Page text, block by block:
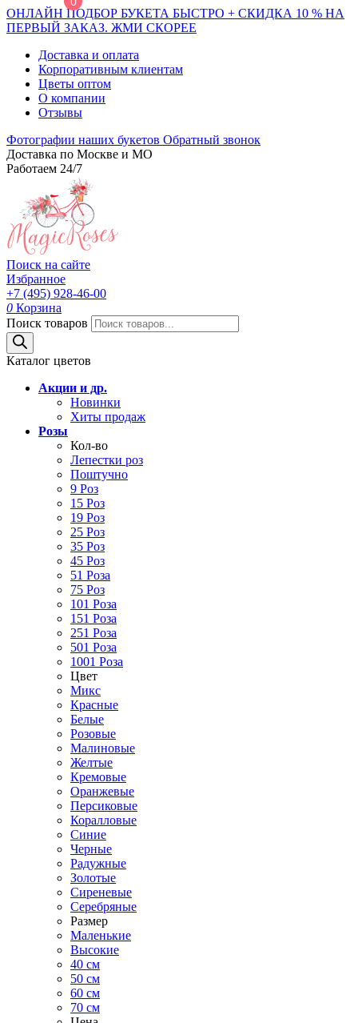
ОНЛАЙН ПОДБОР БУКЕТА БЫСТРО + СКИДКА 10 % НА
ПЕРВЫЙ ЗАКАЗ. ЖМИ СКОРЕЕ
Доставка и оплата
Корпоративным клиентам
Цветы оптом
О компании
Отзывы
Фотографии наших букетов Обратный звонок
Доставка по Москве и МО
Работаем 24/7
Поиск на сайте
Избранное
+7 (495) 928-46-00
0 Корзина
Поиск товаров
Каталог цветов
Акции и др.
Новинки
Хиты продаж
Розы
Кол-во
Лепестки роз
Поштучно
9 Роз
15 Роз
19 Роз
25 Роз
35 Роз
45 Роз
51 Роза
75 Роз
101 Роза
151 Роза
251 Роза
501 Роза
1001 Роза
Цвет
Микс
Красные
Белые
Розовые
Малиновые
Желтые
Кремовые
Оранжевые
Персиковые
Коралловые
Синие
Черные
Радужные
Золотые
Сиреневые
Серебряные
Размер
Маленькие
Высокие
40 см
50 см
60 см
70 см